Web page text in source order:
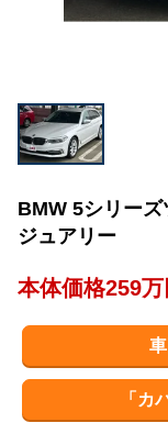
BMW 5シリー
ジュアリー
本体価格259万
「カ